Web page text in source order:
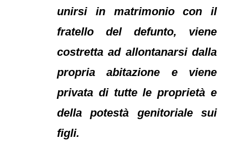
unirsi in matrimonio con il
fratello del defunto, viene
costretta ad allontanarsi dalla
propria abitazione e viene
privata di tutte le proprietà e
della potestà genitoriale sui
figli.